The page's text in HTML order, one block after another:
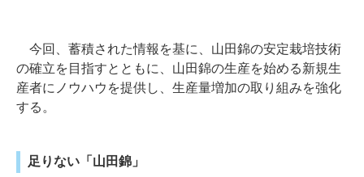
今回、蓄積された情報を基に、山田錦の安定栽培技術
の確立を目指すとともに、山田錦の生産を始める新規生
産者にノウハウを提供し、生産量増加の取り組みを強化
する。
足りない「山田錦」